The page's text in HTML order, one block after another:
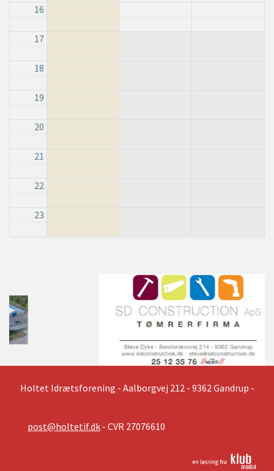
16
17
18
19
20
21
22
23
Holtet Idrætsforening - Aalborgvej 212 - 9362 Gandrup -
post@holtetif.dk - CVR 27076610